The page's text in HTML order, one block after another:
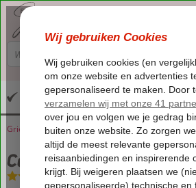
Altijd inclusief huurauto
Home
Griekenland Kreta Analipsis Casa Orama Suites
Casa Orama Suites
Logies-Appartement